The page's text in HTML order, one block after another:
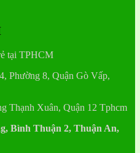
tại TPHCM
Phường 8, Quận Gò Vấp,
Thạnh Xuân, Quận 12 Tphcm
Bình Thuận 2, Thuận An,